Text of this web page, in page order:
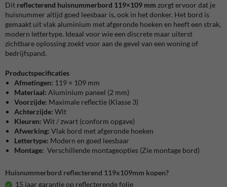
Dit reflecterend huisnummerbord 119×109 mm zorgt ervoor dat je
huisnummer altijd goed leesbaar is, ook in het donker. Het bord is
gemaakt uit vlak aluminium met afgeronde hoeken en heeft een strak,
modern lettertype. Ideaal voor wie een discrete maar uiterst
zichtbare oplossing zoekt voor aan de gevel van een woning of
bedrijfspand.
Productspecificaties
Afmetingen: 119 × 109 mm
Materiaal: Aluminium paneel (2 mm)
Voorzijde: Maximale reflectie (Klasse 3)
Achterzijde: Wit
Kleuren: Wit / zwart (conform opgave)
Afwerking: Vlak bord met afgeronde hoeken
Lettertype: Modern en goed leesbaar
Montage: Verschillende montageopties (Zie montage bord)
Huisnummerbord reflecterend 119x109mm kopen?
15 jaar garantie op reflecterende folie